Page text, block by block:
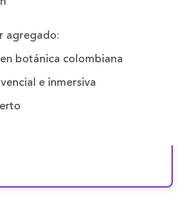
agregado:
botánica colombiana
e inmersiva